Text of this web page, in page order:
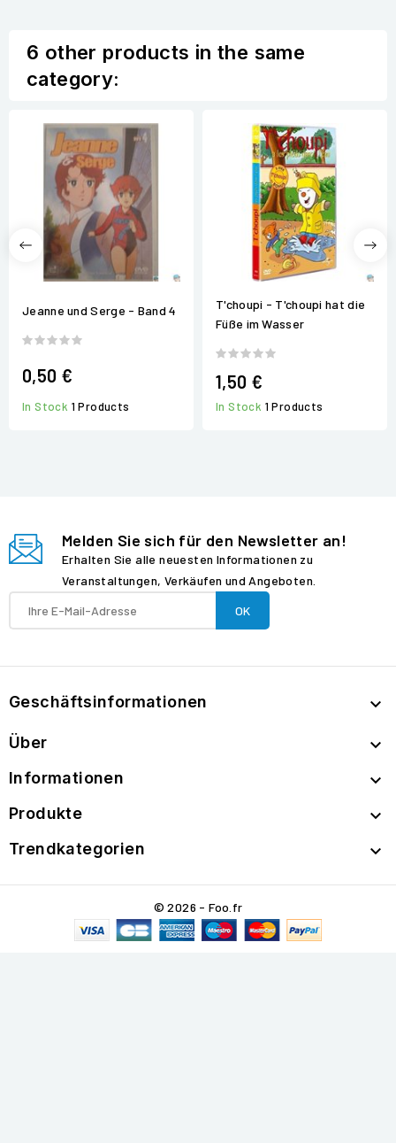
6 other products in the same
category:
Jeanne und Serge - Band 4
0,50 €
In Stock 1 Products
T'choupi - T'choupi hat die
Füße im Wasser
1,50 €
In Stock 1 Products
Melden Sie sich für den Newsletter an!
Erhalten Sie alle neuesten Informationen zu
Veranstaltungen, Verkäufen und Angeboten.
Geschäftsinformationen 
Über 
Informationen 
Produkte 
Trendkategorien 
© 2026 - Foo.fr